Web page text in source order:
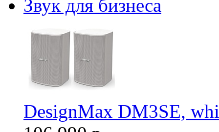
Звук для бизнеса
DesignMax DM3SE,